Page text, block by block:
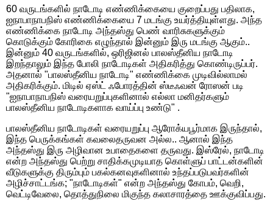
60 வருடங்களில் நாடோடி எண்ணிக்கையை குறைப்பது பதிலாக,
ஐநாபாநாபநிஸ் எண்ணிக்கையை 7 மடங்கு உயர்த்தியுள்ளது. அந்த
எண்ணிக்கை நாடோடி அந்தஸ்து பெண் வாரிசுகளுக்கும்
கொடுக்கும் கோரிகை எழுந்தால் இன்னும் இரு மடங்கு ஆகும்..
இன்னும் 40 வருடங்களில், ஒரிஜினல் பாலஸ்தீனிய நாடோடி
இறந்தாலும் இந்த போலி நாடோடிகள் அதிகரித்து கொண்டிருப்பர்.
அதனால் "பாலஸ்தீனிய நாடோடி" எண்ணிக்கை முடிவில்லாமல்
அதிகரிக்கும். மிடில் ஏஸ்ட் ஃபோரத்தின் ஸ்டீஃவன் ரோஸன் படி
"ஐநாபாநாபநிஸ் வரையறுப்புகளினால் எல்லா மனிதர்களும்
பாலஸ்தீனிய நாடோடிகளாக வாய்ப்பு உண்டு" .
பாலஸ்தீனிய நாடோடிகள் வரையறுப்பு ஆரோக்யபூர்மாக இருந்தால்,
இந்த பெருக்கங்கள் கவலைதருவன அல்ல.. ஆனால் இந்த
அந்தஸ்து இரு அழிவான உபாதைகளை தருவது. இஸ்ரேல், நாடோடி
என்ற அந்தஸ்து பெற்று சாதிக்கமுடியாத கொள்ளுப் பாட்டன்களின்
வீடுகளுக்கு திரும்பும் பகல்கனவுகளினால் உந்தப்படுபவர்களின்
அழிச்சாட்டங்க; "நாடோடிகள்" என்ற அந்தஸ்து கோபம், வெறி,
வெட்டிவேலை, தொத்துநிலை மிகுந்த கலாசாரத்தை ஊக்குவிப்பது.